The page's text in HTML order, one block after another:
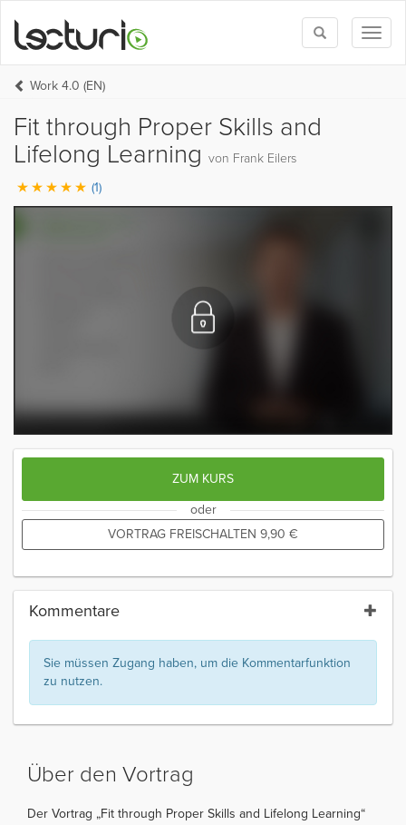
Toggle
search
Work 4.0 (EN)
Fit through Proper Skills and
Lifelong Learning von Frank Eilers
(1)
ZUM KURS
oder
VORTRAG FREISCHALTEN 9,90 €
Kommentare
Sie müssen Zugang haben, um die Kommentarfunktion
zu nutzen.
Über den Vortrag
Der Vortrag „Fit through Proper Skills and Lifelong Learning“